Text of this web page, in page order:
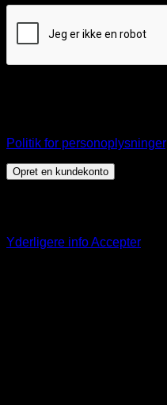
Politik for personoplysninger.
Opret en kundekonto
Yderligere infoAccepter